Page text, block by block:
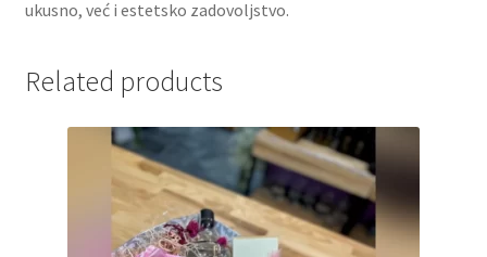
Premium čokolada
Prijava za masterclass
ukusno, već i estetsko zadovoljstvo.
Related products